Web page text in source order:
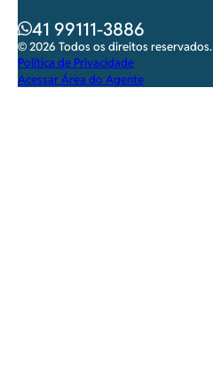
41 99111-3886
© 2026 Todos os direitos reservados.
Política de Privacidade
Acessar Área do Agente